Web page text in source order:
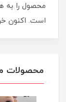
محصول را به
است. اکنون
محصولات